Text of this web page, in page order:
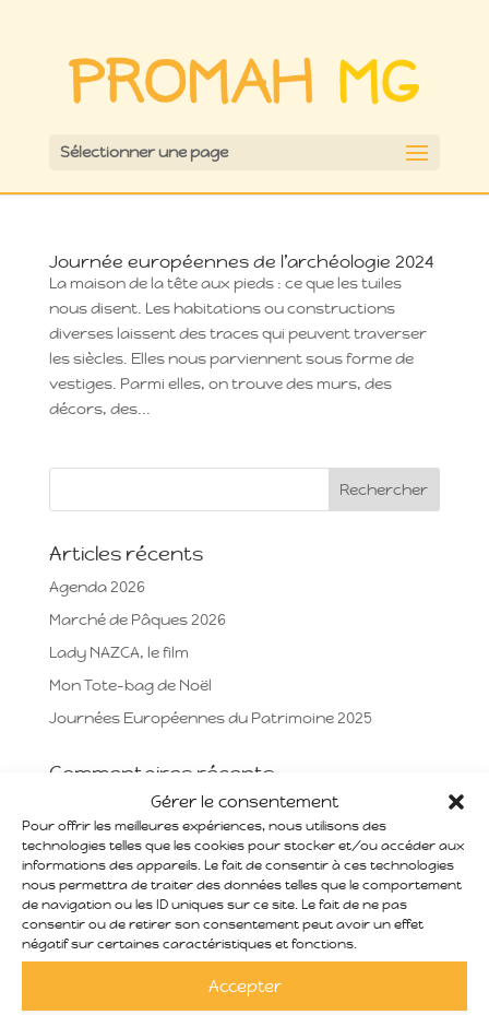
Gérer le consentement
Pour offrir les meilleures expériences, nous utilisons des
technologies telles que les cookies pour stocker et/ou accéder aux
informations des appareils. Le fait de consentir à ces technologies
nous permettra de traiter des données telles que le comportement
de navigation ou les ID uniques sur ce site. Le fait de ne pas
consentir ou de retirer son consentement peut avoir un effet
négatif sur certaines caractéristiques et fonctions.
Accepter
Sélectionner une page
Journée européennes de l’archéologie 2024
La maison de la tête aux pieds : ce que les tuiles
nous disent. Les habitations ou constructions
diverses laissent des traces qui peuvent traverser
les siècles. Elles nous parviennent sous forme de
vestiges. Parmi elles, on trouve des murs, des
décors, des...
Articles récents
Agenda 2026
Marché de Pâques 2026
Lady NAZCA, le film
Mon Tote-bag de Noël
Journées Européennes du Patrimoine 2025
Commentaires récents
Archives
mars 2026
décembre 2025
août 2025
juin 2025